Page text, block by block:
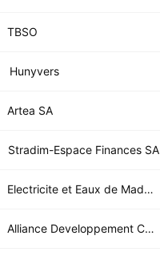
TBSO
Hunyvers
Artea SA
Stradim-Espace Finances SA
Electricite et Eaux de Madagascar SA
Alliance Developpement Capital SIIC